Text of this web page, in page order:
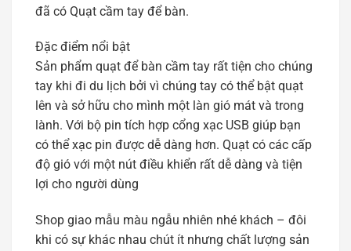
đã có Quạt cầm tay để bàn.
Đặc điểm nổi bật
Sản phẩm quạt để bàn cầm tay rất tiện cho chúng
tay khi đi du lịch bởi vì chúng tay có thể bật quạt
lên và sở hữu cho mình một làn gió mát và trong
lành. Với bộ pin tích hợp cổng xạc USB giúp bạn
có thể xạc pin được dễ dàng hơn. Quạt có các cấp
độ gió với một nút điều khiển rất dễ dàng và tiện
lợi cho người dùng
Shop giao mẫu màu ngẫu nhiên nhé khách – đôi
khi có sự khác nhau chút ít nhưng chất lượng sản